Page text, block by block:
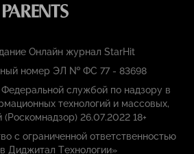
Онлайн журнал StarHit
номер ЭЛ № ФС 77 - 83698
службой по надзору в
технологий и массовых,
(Роскомнадзор) 26.07.2022 18+
с ограниченной ответственностью
Диджитал Технологии»